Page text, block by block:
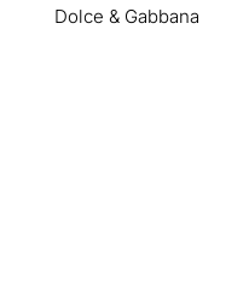
Dolce & Gabbana